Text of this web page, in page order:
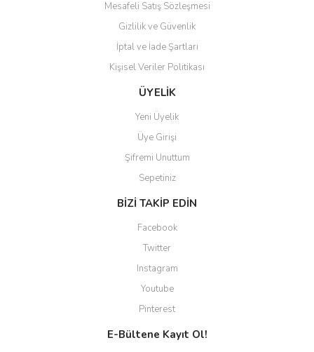
Mesafeli Satış Sözleşmesi
Gizlilik ve Güvenlik
İptal ve İade Şartları
Kişisel Veriler Politikası
ÜYELİK
Yeni Üyelik
Üye Girişi
Şifremi Unuttum
Sepetiniz
BİZİ TAKİP EDİN
Facebook
Twitter
Instagram
Youtube
Pinterest
E-Bültene Kayıt Ol!